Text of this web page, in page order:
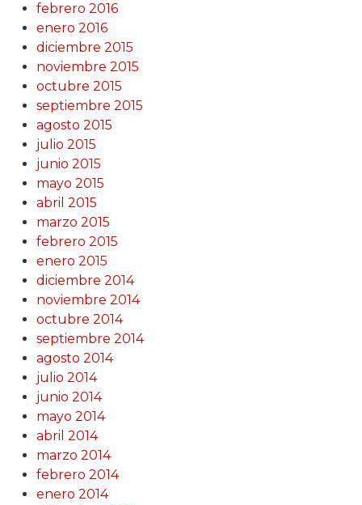
febrero 2016
enero 2016
diciembre 2015
noviembre 2015
octubre 2015
septiembre 2015
agosto 2015
julio 2015
junio 2015
mayo 2015
abril 2015
marzo 2015
febrero 2015
enero 2015
diciembre 2014
noviembre 2014
octubre 2014
septiembre 2014
agosto 2014
julio 2014
junio 2014
mayo 2014
abril 2014
marzo 2014
febrero 2014
enero 2014